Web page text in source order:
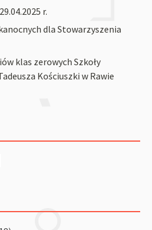
r.
dla Stowarzyszenia
klas zerowych Szkoły
Kościuszki w Rawie